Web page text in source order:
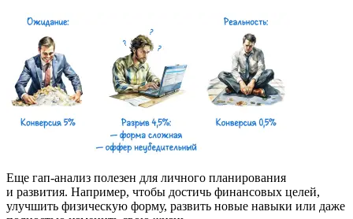
Еще гап-анализ полезен для личного планирования
и развития. Например, чтобы достичь финансовых целей,
улучшить физическую форму, развить новые навыки или даже